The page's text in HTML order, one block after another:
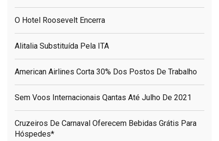
O Hotel Roosevelt Encerra
Alitalia Substituída Pela ITA
American Airlines Corta 30% Dos Postos De Trabalho
Sem Voos Internacionais Qantas Até Julho De 2021
Cruzeiros De Carnaval Oferecem Bebidas Grátis Para
Hóspedes*